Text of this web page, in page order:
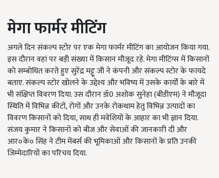
मेगा फार्मर मीटिंग
अगले दिन संकल्प स्टोर पर एक मेगा फार्मर मीटिंग का आयोजन किया गया.
इस दौरान वहां पर बड़ी संख्या में किसान मौजूद रहे. मेगा मीटिंग्स में किसानों
को सम्बोधित करते हुए सुरेंद्र मट्टू जी ने कंपनी और संकल्प स्टोर के फायदे
बताए. संकल्प स्टोर खोलने के उद्देश्य और भविष्य में उसके कार्यों के बारे में
भी संक्षिप्त विवरण दिया. उस दौरान डॉ0 अशोक सुनेहा (बीडीएम) ने मौजूदा
स्थिति में विभिन्न कीटों, रोगों और उनके रोकथाम हेतु विभिन्न उत्पादों का
विवरण किसानों को दिया, साथ ही मवेशियों के आहार का भी ज्ञान दिया.
संजय कुमार ने किसानों को बीज और सेवाओं की जानकारी दी और
आर०के० सिंह ने टीम मेंबर्स की भूमिकाओं और किसानों के प्रति उनकी
जिम्मेदारियों का परिचय दिया.